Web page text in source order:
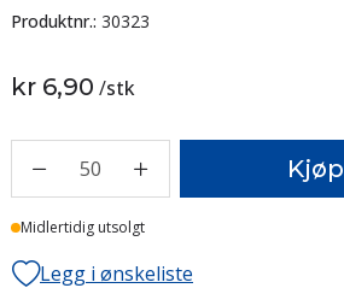
Produktnr.: 30323
kr 6,90 /stk
50 Kjøp
Midlertidig utsolgt
Legg i ønskeliste